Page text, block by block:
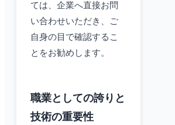
ては、企業へ直接お問
い合わせいただき、ご
自身の目で確認するこ
とをお勧めします。
職業としての誇りと
技術の重要性